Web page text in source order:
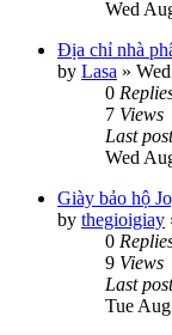
Wed
Địa chỉ nhà
by Lasa »
0
7 Views
Last
Wed
Giày bảo hộ
by thegioigiay
0
9 Views
Last
Tue